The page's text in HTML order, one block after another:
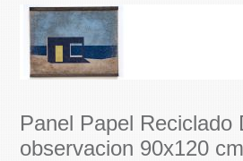
Panel Papel Reciclado
observacion 90x120 cm